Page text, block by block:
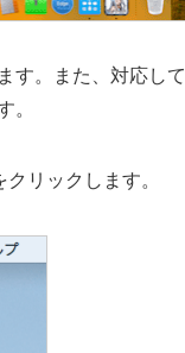
す。また、対応して
。
リックします。